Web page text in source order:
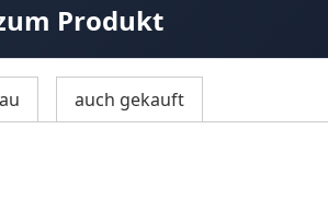
Produkt
auch gekauft